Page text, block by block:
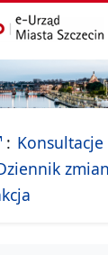
menu
Konsultacje
stronazmian
rozdziałów